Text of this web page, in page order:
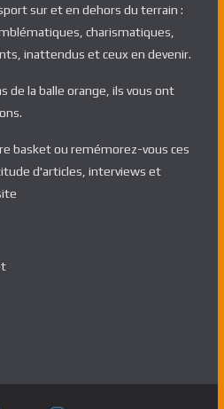
sur et en dehors du terrain :
charismatiques,
inattendus et ceux en devenir.
de la balle orange, ils vous ont
basket ou remémorez-vous ces
d'articles, interviews et